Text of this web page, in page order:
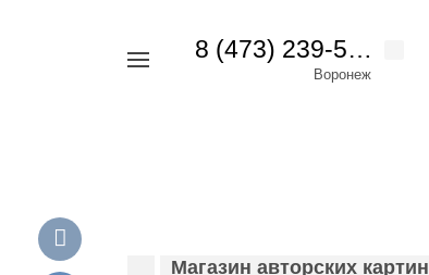
8 (473) 239-56-42
Воронеж
Магазин авторских картин